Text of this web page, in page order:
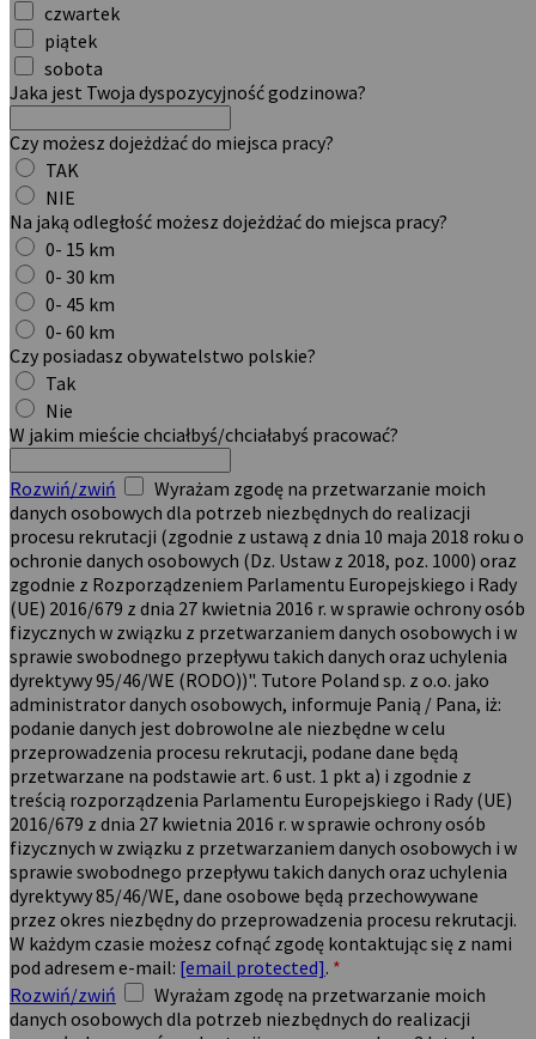
czwartek
piątek
sobota
Jaka jest Twoja dyspozycyjność godzinowa?
Czy możesz dojeżdżać do miejsca pracy?
TAK
NIE
Na jaką odległość możesz dojeżdżać do miejsca pracy?
0- 15 km
0- 30 km
0- 45 km
0- 60 km
Czy posiadasz obywatelstwo polskie?
Tak
Nie
W jakim mieście chciałbyś/chciałabyś pracować?
Rozwiń/zwiń
Wyrażam zgodę na przetwarzanie moich
danych osobowych dla potrzeb niezbędnych do realizacji
procesu rekrutacji (zgodnie z ustawą z dnia 10 maja 2018 roku o
ochronie danych osobowych (Dz. Ustaw z 2018, poz. 1000) oraz
zgodnie z Rozporządzeniem Parlamentu Europejskiego i Rady
(UE) 2016/679 z dnia 27 kwietnia 2016 r. w sprawie ochrony osób
fizycznych w związku z przetwarzaniem danych osobowych i w
sprawie swobodnego przepływu takich danych oraz uchylenia
dyrektywy 95/46/WE (RODO))". Tutore Poland sp. z o.o. jako
administrator danych osobowych, informuje Panią / Pana, iż:
podanie danych jest dobrowolne ale niezbędne w celu
przeprowadzenia procesu rekrutacji, podane dane będą
przetwarzane na podstawie art. 6 ust. 1 pkt a) i zgodnie z
treścią rozporządzenia Parlamentu Europejskiego i Rady (UE)
2016/679 z dnia 27 kwietnia 2016 r. w sprawie ochrony osób
fizycznych w związku z przetwarzaniem danych osobowych i w
sprawie swobodnego przepływu takich danych oraz uchylenia
dyrektywy 85/46/WE, dane osobowe będą przechowywane
przez okres niezbędny do przeprowadzenia procesu rekrutacji.
W każdym czasie możesz cofnąć zgodę kontaktując się z nami
pod adresem e-mail: [email protected]. *
Rozwiń/zwiń
Wyrażam zgodę na przetwarzanie moich
danych osobowych dla potrzeb niezbędnych do realizacji